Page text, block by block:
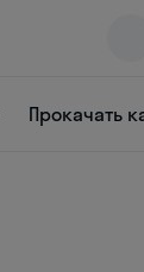
Прокачать